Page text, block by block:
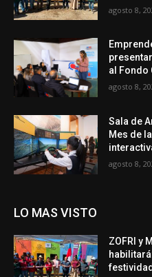
agosto 8,
al Fondo
agosto 8,
Sala de
Mes de
agosto 8,
LO MAS VISTO
ZOFRI y